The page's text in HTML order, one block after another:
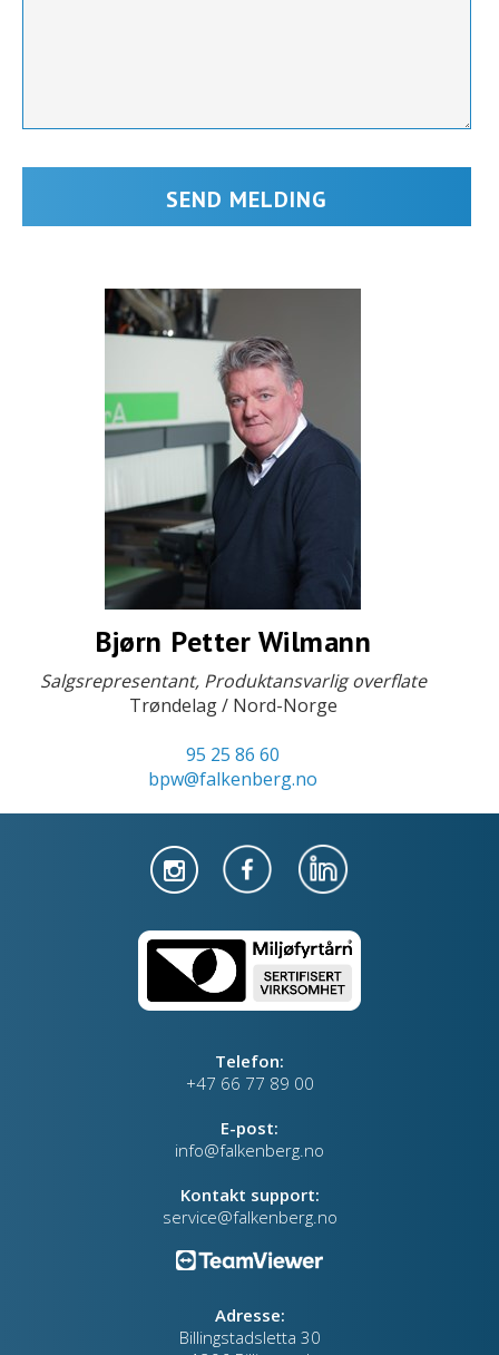
Bjørn Petter Wilmann
Salgsrepresentant, Produktansvarlig overflate
Trøndelag / Nord-Norge
95 25 86 60
bpw@falkenberg.no
Telefon:
+47 66 77 89 00
E-post:
info@falkenberg.no
Kontakt support:
service@falkenberg.no
Adresse:
Billingstadsletta 30